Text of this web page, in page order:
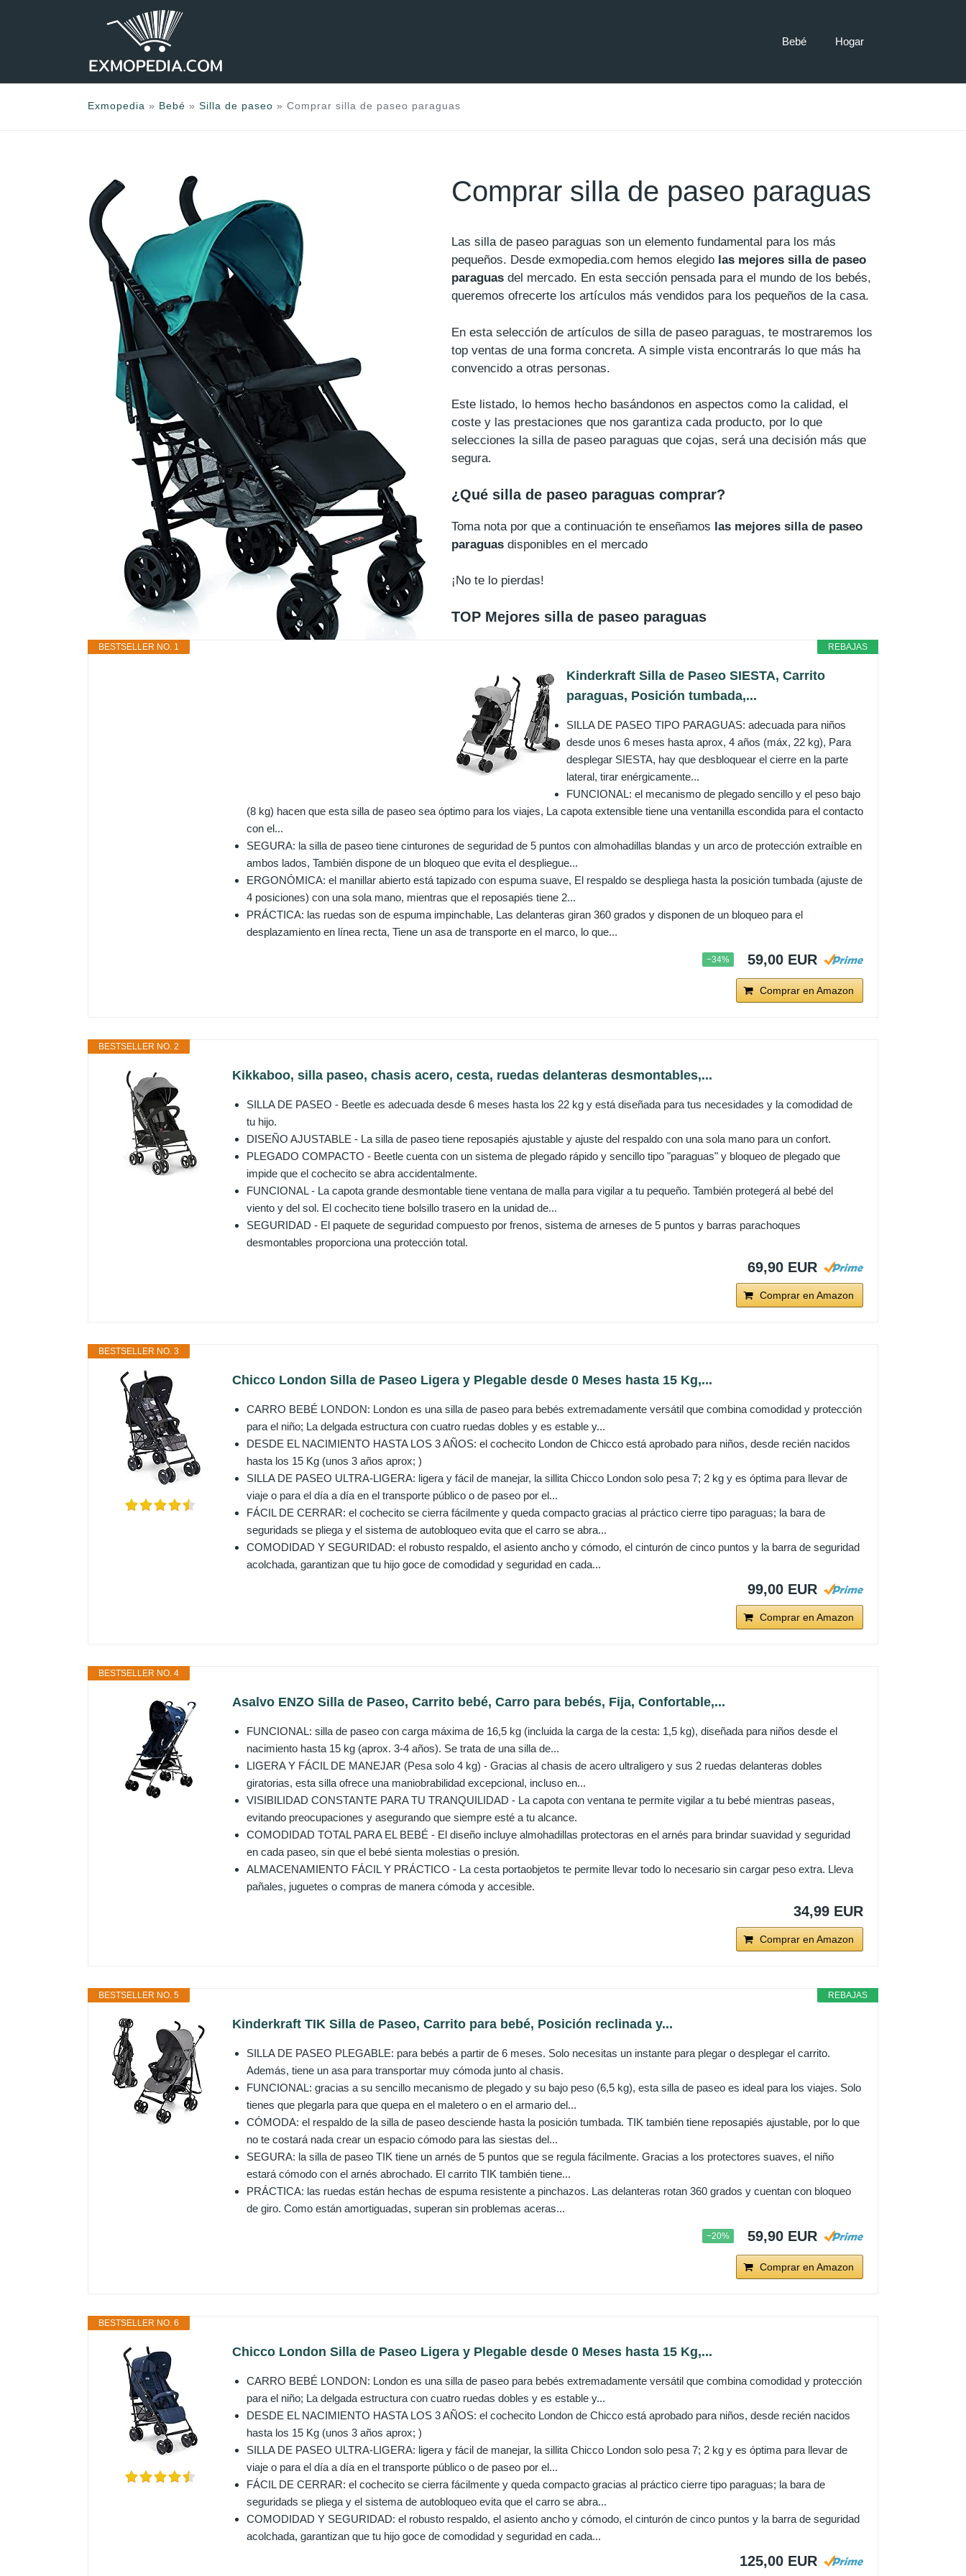
Bebé Hogar
Exmopedia » Bebé » Silla de paseo » Comprar silla de paseo paraguas
Comprar silla de paseo paraguas
Las silla de paseo paraguas son un elemento fundamental para los más
pequeños. Desde exmopedia.com hemos elegido las mejores silla de paseo
paraguas del mercado. En esta sección pensada para el mundo de los bebés,
queremos ofrecerte los artículos más vendidos para los pequeños de la casa.
En esta selección de artículos de silla de paseo paraguas, te mostraremos los
top ventas de una forma concreta. A simple vista encontrarás lo que más ha
convencido a otras personas.
Este listado, lo hemos hecho basándonos en aspectos como la calidad, el
coste y las prestaciones que nos garantiza cada producto, por lo que
selecciones la silla de paseo paraguas que cojas, será una decisión más que
segura.
¿Qué silla de paseo paraguas comprar?
Toma nota por que a continuación te enseñamos las mejores silla de paseo
paraguas disponibles en el mercado
¡No te lo pierdas!
TOP Mejores silla de paseo paraguas
REBAJAS
BESTSELLER NO. 1
Kinderkraft Silla de Paseo SIESTA, Carrito
paraguas, Posición tumbada,...
SILLA DE PASEO TIPO PARAGUAS: adecuada para niños
desde unos 6 meses hasta aprox, 4 años (máx, 22 kg), Para
desplegar SIESTA, hay que desbloquear el cierre en la parte
lateral, tirar enérgicamente...
FUNCIONAL: el mecanismo de plegado sencillo y el peso bajo
(8 kg) hacen que esta silla de paseo sea óptimo para los viajes, La capota extensible tiene una ventanilla escondida para el contacto
con el...
SEGURA: la silla de paseo tiene cinturones de seguridad de 5 puntos con almohadillas blandas y un arco de protección extraíble en
ambos lados, También dispone de un bloqueo que evita el despliegue...
ERGONÓMICA: el manillar abierto está tapizado con espuma suave, El respaldo se despliega hasta la posición tumbada (ajuste de
4 posiciones) con una sola mano, mientras que el reposapiés tiene 2...
PRÁCTICA: las ruedas son de espuma impinchable, Las delanteras giran 360 grados y disponen de un bloqueo para el
desplazamiento en línea recta, Tiene un asa de transporte en el marco, lo que...
−34% 59,00 EUR
Comprar en Amazon
BESTSELLER NO. 2
Kikkaboo, silla paseo, chasis acero, cesta, ruedas delanteras desmontables,...
SILLA DE PASEO - Beetle es adecuada desde 6 meses hasta los 22 kg y está diseñada para tus necesidades y la comodidad de
tu hijo.
DISEÑO AJUSTABLE - La silla de paseo tiene reposapiés ajustable y ajuste del respaldo con una sola mano para un confort.
PLEGADO COMPACTO - Beetle cuenta con un sistema de plegado rápido y sencillo tipo "paraguas" y bloqueo de plegado que
impide que el cochecito se abra accidentalmente.
FUNCIONAL - La capota grande desmontable tiene ventana de malla para vigilar a tu pequeño. También protegerá al bebé del
viento y del sol. El cochecito tiene bolsillo trasero en la unidad de...
SEGURIDAD - El paquete de seguridad compuesto por frenos, sistema de arneses de 5 puntos y barras parachoques
desmontables proporciona una protección total.
69,90 EUR
Comprar en Amazon
BESTSELLER NO. 3
Chicco London Silla de Paseo Ligera y Plegable desde 0 Meses hasta 15 Kg,...
CARRO BEBÉ LONDON: London es una silla de paseo para bebés extremadamente versátil que combina comodidad y protección
para el niño; La delgada estructura con cuatro ruedas dobles y es estable y...
DESDE EL NACIMIENTO HASTA LOS 3 AÑOS: el cochecito London de Chicco está aprobado para niños, desde recién nacidos
hasta los 15 Kg (unos 3 años aprox; )
SILLA DE PASEO ULTRA-LIGERA: ligera y fácil de manejar, la sillita Chicco London solo pesa 7; 2 kg y es óptima para llevar de
viaje o para el día a día en el transporte público o de paseo por el...
FÁCIL DE CERRAR: el cochecito se cierra fácilmente y queda compacto gracias al práctico cierre tipo paraguas; la bara de
seguridads se pliega y el sistema de autobloqueo evita que el carro se abra...
COMODIDAD Y SEGURIDAD: el robusto respaldo, el asiento ancho y cómodo, el cinturón de cinco puntos y la barra de seguridad
acolchada, garantizan que tu hijo goce de comodidad y seguridad en cada...
99,00 EUR
Comprar en Amazon
BESTSELLER NO. 4
Asalvo ENZO Silla de Paseo, Carrito bebé, Carro para bebés, Fija, Confortable,...
FUNCIONAL: silla de paseo con carga máxima de 16,5 kg (incluida la carga de la cesta: 1,5 kg), diseñada para niños desde el
nacimiento hasta 15 kg (aprox. 3-4 años). Se trata de una silla de...
LIGERA Y FÁCIL DE MANEJAR (Pesa solo 4 kg) - Gracias al chasis de acero ultraligero y sus 2 ruedas delanteras dobles
giratorias, esta silla ofrece una maniobrabilidad excepcional, incluso en...
VISIBILIDAD CONSTANTE PARA TU TRANQUILIDAD - La capota con ventana te permite vigilar a tu bebé mientras paseas,
evitando preocupaciones y asegurando que siempre esté a tu alcance.
COMODIDAD TOTAL PARA EL BEBÉ - El diseño incluye almohadillas protectoras en el arnés para brindar suavidad y seguridad
en cada paseo, sin que el bebé sienta molestias o presión.
ALMACENAMIENTO FÁCIL Y PRÁCTICO - La cesta portaobjetos te permite llevar todo lo necesario sin cargar peso extra. Lleva
pañales, juguetes o compras de manera cómoda y accesible.
34,99 EUR
Comprar en Amazon
REBAJAS
BESTSELLER NO. 5
Kinderkraft TIK Silla de Paseo, Carrito para bebé, Posición reclinada y...
SILLA DE PASEO PLEGABLE: para bebés a partir de 6 meses. Solo necesitas un instante para plegar o desplegar el carrito.
Además, tiene un asa para transportar muy cómoda junto al chasis.
FUNCIONAL: gracias a su sencillo mecanismo de plegado y su bajo peso (6,5 kg), esta silla de paseo es ideal para los viajes. Solo
tienes que plegarla para que quepa en el maletero o en el armario del...
CÓMODA: el respaldo de la silla de paseo desciende hasta la posición tumbada. TIK también tiene reposapiés ajustable, por lo que
no te costará nada crear un espacio cómodo para las siestas del...
SEGURA: la silla de paseo TIK tiene un arnés de 5 puntos que se regula fácilmente. Gracias a los protectores suaves, el niño
estará cómodo con el arnés abrochado. El carrito TIK también tiene...
PRÁCTICA: las ruedas están hechas de espuma resistente a pinchazos. Las delanteras rotan 360 grados y cuentan con bloqueo
de giro. Como están amortiguadas, superan sin problemas aceras...
−20% 59,90 EUR
Comprar en Amazon
BESTSELLER NO. 6
Chicco London Silla de Paseo Ligera y Plegable desde 0 Meses hasta 15 Kg,...
CARRO BEBÉ LONDON: London es una silla de paseo para bebés extremadamente versátil que combina comodidad y protección
para el niño; La delgada estructura con cuatro ruedas dobles y es estable y...
DESDE EL NACIMIENTO HASTA LOS 3 AÑOS: el cochecito London de Chicco está aprobado para niños, desde recién nacidos
hasta los 15 Kg (unos 3 años aprox; )
SILLA DE PASEO ULTRA-LIGERA: ligera y fácil de manejar, la sillita Chicco London solo pesa 7; 2 kg y es óptima para llevar de
viaje o para el día a día en el transporte público o de paseo por el...
FÁCIL DE CERRAR: el cochecito se cierra fácilmente y queda compacto gracias al práctico cierre tipo paraguas; la bara de
seguridads se pliega y el sistema de autobloqueo evita que el carro se abra...
COMODIDAD Y SEGURIDAD: el robusto respaldo, el asiento ancho y cómodo, el cinturón de cinco puntos y la barra de seguridad
acolchada, garantizan que tu hijo goce de comodidad y seguridad en cada...
125,00 EUR